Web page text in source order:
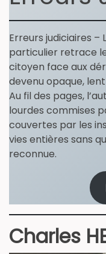
Erreurs judiciaires –
particulier retrace
citoyen face aux
devenu opaque,
Au fil des pages,
lourdes commises
couvertes par les
vies entières sans
reconnue.
Charles